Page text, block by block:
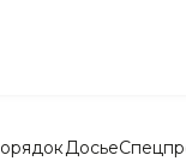
Досье